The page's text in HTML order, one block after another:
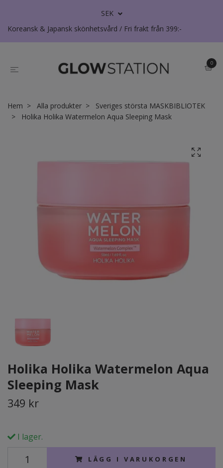
SEK
Koreansk & Japansk skönhetsvård / Fri frakt från 399:-
0
Hem Alla produkter
Sveriges största MASKBIBLIOTEK
Holika Holika Watermelon Aqua Sleeping Mask
Holika Holika Watermelon Aqua
Sleeping Mask
349 kr
I lager.
LÄGG I VARUKORGEN